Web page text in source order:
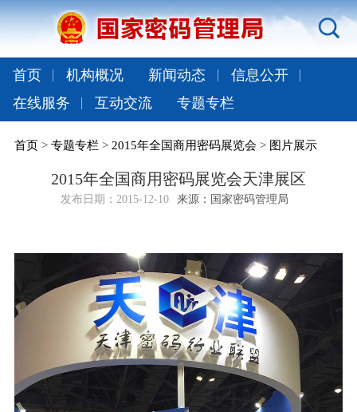
首页 机构概况 新闻动态
信息公开
在线服务
互动交流 专题专栏
首页> 专题专栏> 2015年全国商用密码展览会 > 图片展示
2015年全国商用密码展览会天津展区
发布日期： 2015-12-10 来源：国家密码管理局